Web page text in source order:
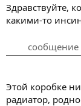
Здравствуйте,
какими-то
сообщение
Этой коробке
радиатор,